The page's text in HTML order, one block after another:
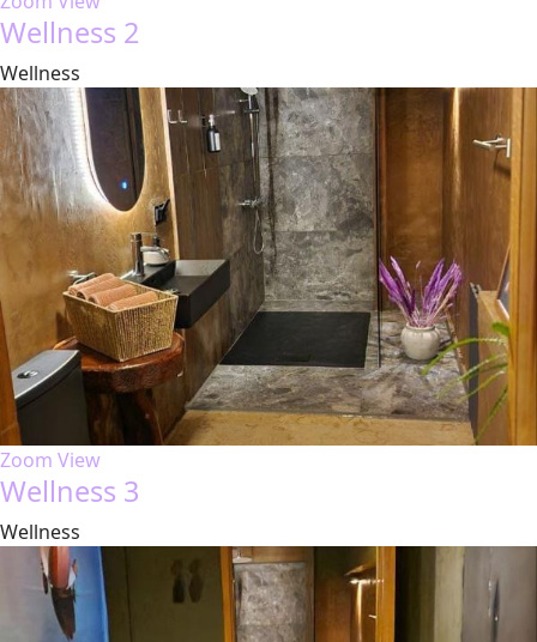
Wellness 2
Wellness
Zoom View
Wellness 3
Wellness